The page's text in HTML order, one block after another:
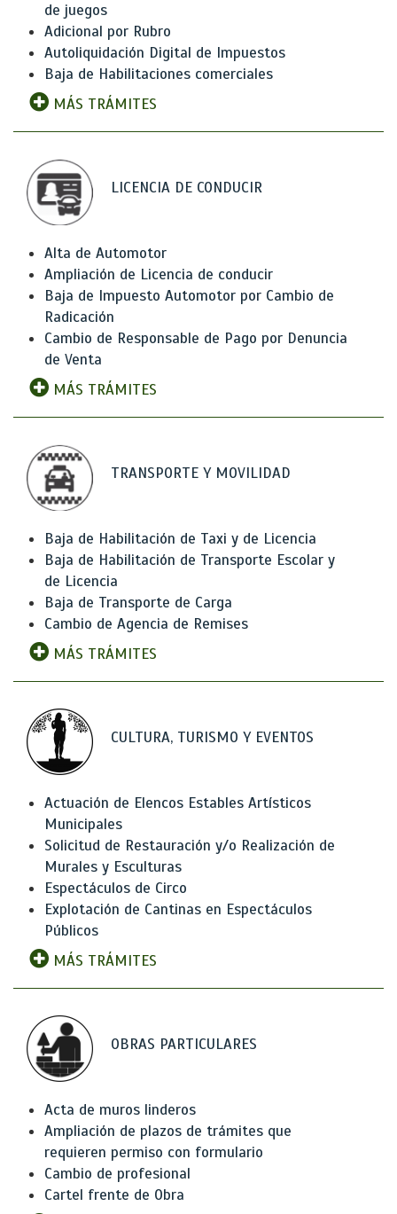
de juegos
Adicional por Rubro
Autoliquidación Digital de Impuestos
Baja de Habilitaciones comerciales
MÁS TRÁMITES
LICENCIA DE CONDUCIR
Alta de Automotor
Ampliación de Licencia de conducir
Baja de Impuesto Automotor por Cambio de
Radicación
Cambio de Responsable de Pago por Denuncia
de Venta
MÁS TRÁMITES
TRANSPORTE Y MOVILIDAD
Baja de Habilitación de Taxi y de Licencia
Baja de Habilitación de Transporte Escolar y
de Licencia
Baja de Transporte de Carga
Cambio de Agencia de Remises
MÁS TRÁMITES
CULTURA, TURISMO Y EVENTOS
Actuación de Elencos Estables Artísticos
Municipales
Solicitud de Restauración y/o Realización de
Murales y Esculturas
Espectáculos de Circo
Explotación de Cantinas en Espectáculos
Públicos
MÁS TRÁMITES
OBRAS PARTICULARES
Acta de muros linderos
Ampliación de plazos de trámites que
requieren permiso con formulario
Cambio de profesional
Cartel frente de Obra